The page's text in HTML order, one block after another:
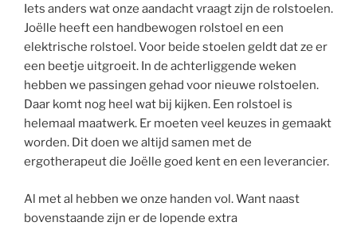
Iets anders wat onze aandacht vraagt zijn de rolstoelen.
Joëlle heeft een handbewogen rolstoel en een
elektrische rolstoel. Voor beide stoelen geldt dat ze er
een beetje uitgroeit. In de achterliggende weken
hebben we passingen gehad voor nieuwe rolstoelen.
Daar komt nog heel wat bij kijken. Een rolstoel is
helemaal maatwerk. Er moeten veel keuzes in gemaakt
worden. Dit doen we altijd samen met de
ergotherapeut die Joëlle goed kent en een leverancier.
Al met al hebben we onze handen vol. Want naast
bovenstaande zijn er de lopende extra